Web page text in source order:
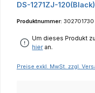
DS-1271ZJ-120(Black)
Produktnummer: 302701730
Um dieses Produkt
hieran.
Preise exkl. MwSt. zzgl.